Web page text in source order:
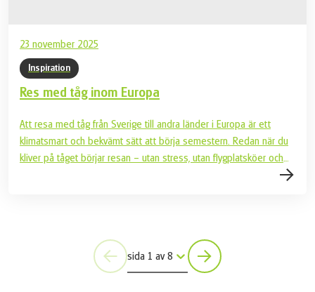
23 november 2025
Inspiration
Res med tåg inom Europa
Att resa med tåg från Sverige till andra länder i Europa är ett
klimatsmart och bekvämt sätt att börja semestern. Redan när du
kliver på tåget börjar resan – utan stress, utan flygplatsköer och
med gott om tid att luta sig tillbaka och njuta av landskapet som
kolla in Interrail om du vill ha flexibilitet och möjlighet att stanna
sida 1 av 8